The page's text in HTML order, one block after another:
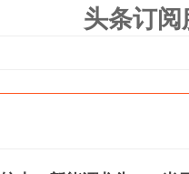
头条订